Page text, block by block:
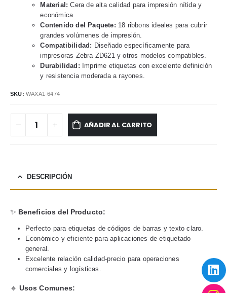
Material: Cera de alta calidad para impresión nítida y
económica.
Contenido del Paquete: 18 ribbons ideales para cubrir
grandes volúmenes de impresión.
Compatibilidad: Diseñado específicamente para
impresoras Zebra ZD621 y otros modelos compatibles.
Durabilidad: Imprime etiquetas con excelente definición
y resistencia moderada a rayones.
SKU: WAXA1-6474
AÑADIR AL CARRITO
DESCRIPCIÓN
✨ Beneficios del Producto:
Perfecto para etiquetas de códigos de barras y texto claro.
Económico y eficiente para aplicaciones de etiquetado
general.
Excelente relación calidad-precio para operaciones
comerciales y logísticas.
🔹Usos Comunes: